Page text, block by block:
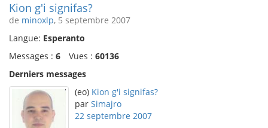
Kion g'i signifas?
de minoxlp, 5 septembre 2007
Langue: Esperanto
Messages : 6 Vues : 60136
Derniers messages
(eo) Kion g'i signifas?
par Simajro
22 septembre 2007